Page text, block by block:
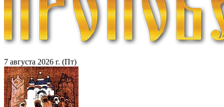
7 августа 2026 г. (Пт)